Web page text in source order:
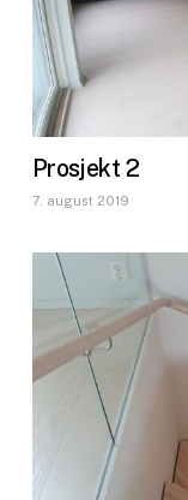
Prosjekt 2
7. august 2019